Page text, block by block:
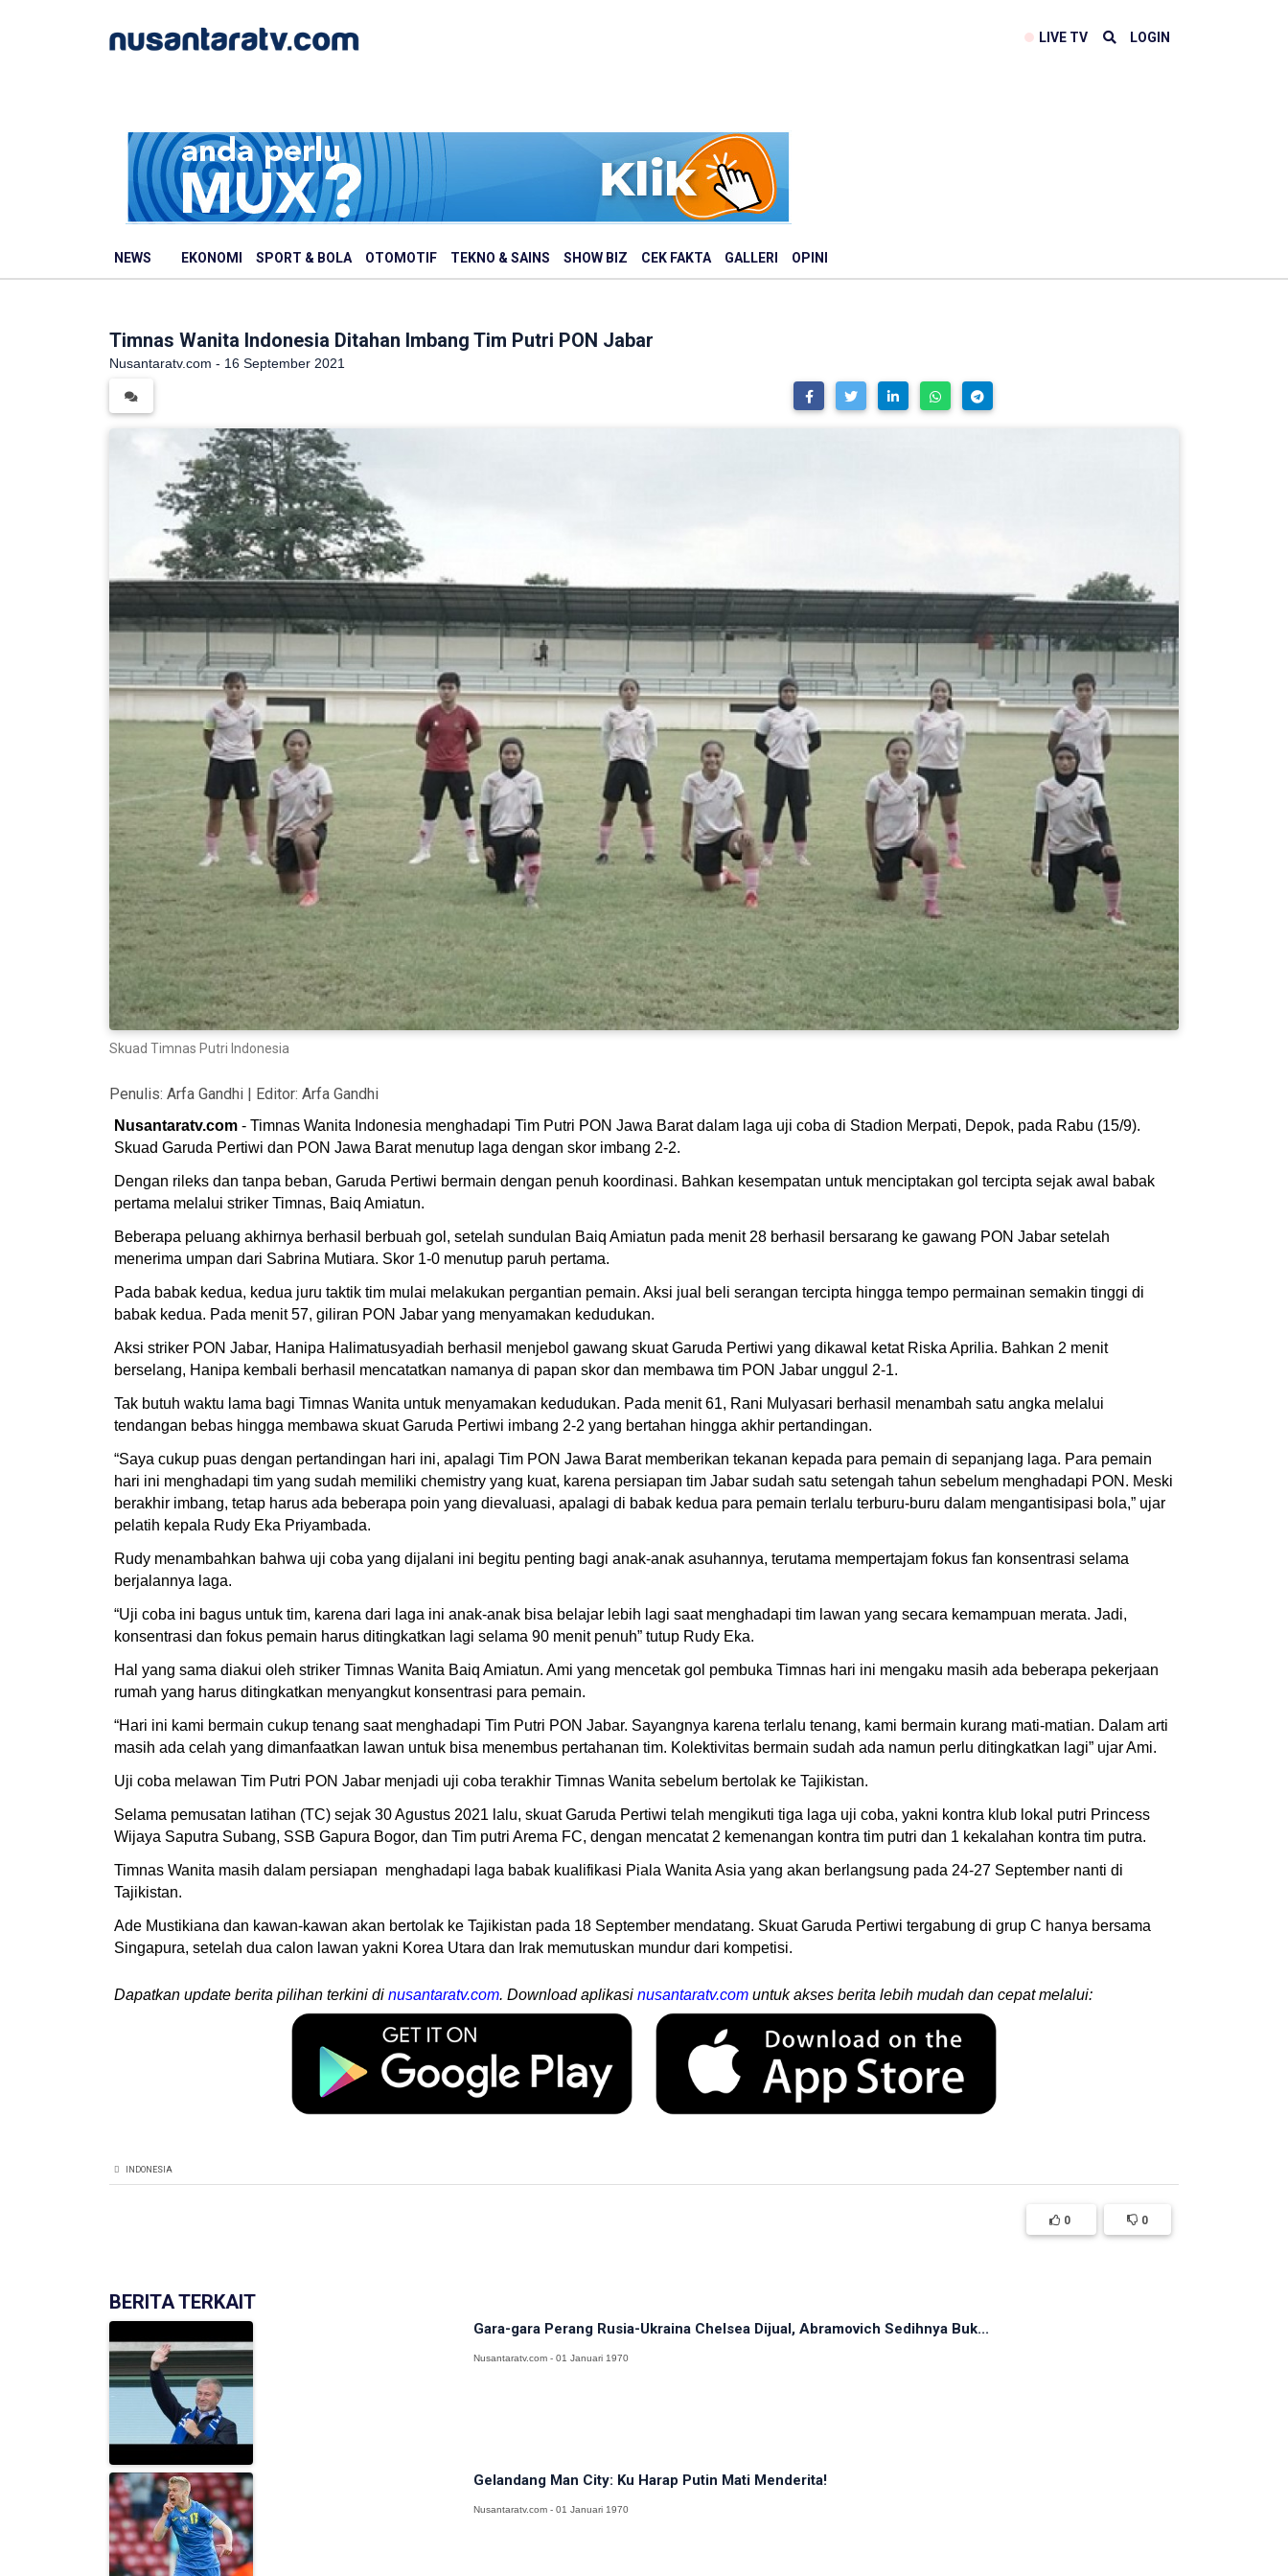
LIVE TV LOGIN
NEWS EKONOMI SPORT & BOLA OTOMOTIF TEKNO & SAINS SHOW BIZ CEK FAKTA GALLERI OPINI
Timnas Wanita Indonesia Ditahan Imbang Tim Putri PON Jabar
Nusantaratv.com - 16 September 2021
Skuad Timnas Putri Indonesia
Penulis: Arfa Gandhi | Editor: Arfa Gandhi
Nusantaratv.com - Timnas Wanita Indonesia menghadapi Tim Putri PON Jawa Barat dalam laga uji coba di Stadion Merpati, Depok, pada Rabu (15/9).
Skuad Garuda Pertiwi dan PON Jawa Barat menutup laga dengan skor imbang 2-2.
Dengan rileks dan tanpa beban, Garuda Pertiwi bermain dengan penuh koordinasi. Bahkan kesempatan untuk menciptakan gol tercipta sejak awal babak
pertama melalui striker Timnas, Baiq Amiatun.
Beberapa peluang akhirnya berhasil berbuah gol, setelah sundulan Baiq Amiatun pada menit 28 berhasil bersarang ke gawang PON Jabar setelah
menerima umpan dari Sabrina Mutiara. Skor 1-0 menutup paruh pertama.
Pada babak kedua, kedua juru taktik tim mulai melakukan pergantian pemain. Aksi jual beli serangan tercipta hingga tempo permainan semakin tinggi di
babak kedua. Pada menit 57, giliran PON Jabar yang menyamakan kedudukan.
Aksi striker PON Jabar, Hanipa Halimatusyadiah berhasil menjebol gawang skuat Garuda Pertiwi yang dikawal ketat Riska Aprilia. Bahkan 2 menit
berselang, Hanipa kembali berhasil mencatatkan namanya di papan skor dan membawa tim PON Jabar unggul 2-1.
Tak butuh waktu lama bagi Timnas Wanita untuk menyamakan kedudukan. Pada menit 61, Rani Mulyasari berhasil menambah satu angka melalui
tendangan bebas hingga membawa skuat Garuda Pertiwi imbang 2-2 yang bertahan hingga akhir pertandingan.
“Saya cukup puas dengan pertandingan hari ini, apalagi Tim PON Jawa Barat memberikan tekanan kepada para pemain di sepanjang laga. Para pemain
hari ini menghadapi tim yang sudah memiliki chemistry yang kuat, karena persiapan tim Jabar sudah satu setengah tahun sebelum menghadapi PON. Meski
berakhir imbang, tetap harus ada beberapa poin yang dievaluasi, apalagi di babak kedua para pemain terlalu terburu-buru dalam mengantisipasi bola,” ujar
pelatih kepala Rudy Eka Priyambada.
Rudy menambahkan bahwa uji coba yang dijalani ini begitu penting bagi anak-anak asuhannya, terutama mempertajam fokus fan konsentrasi selama
berjalannya laga.
“Uji coba ini bagus untuk tim, karena dari laga ini anak-anak bisa belajar lebih lagi saat menghadapi tim lawan yang secara kemampuan merata. Jadi,
konsentrasi dan fokus pemain harus ditingkatkan lagi selama 90 menit penuh” tutup Rudy Eka.
Hal yang sama diakui oleh striker Timnas Wanita Baiq Amiatun. Ami yang mencetak gol pembuka Timnas hari ini mengaku masih ada beberapa pekerjaan
rumah yang harus ditingkatkan menyangkut konsentrasi para pemain.
“Hari ini kami bermain cukup tenang saat menghadapi Tim Putri PON Jabar. Sayangnya karena terlalu tenang, kami bermain kurang mati-matian. Dalam arti
masih ada celah yang dimanfaatkan lawan untuk bisa menembus pertahanan tim. Kolektivitas bermain sudah ada namun perlu ditingkatkan lagi” ujar Ami.
Uji coba melawan Tim Putri PON Jabar menjadi uji coba terakhir Timnas Wanita sebelum bertolak ke Tajikistan.
Selama pemusatan latihan (TC) sejak 30 Agustus 2021 lalu, skuat Garuda Pertiwi telah mengikuti tiga laga uji coba, yakni kontra klub lokal putri Princess
Wijaya Saputra Subang, SSB Gapura Bogor, dan Tim putri Arema FC, dengan mencatat 2 kemenangan kontra tim putri dan 1 kekalahan kontra tim putra.
Timnas Wanita masih dalam persiapan menghadapi laga babak kualifikasi Piala Wanita Asia yang akan berlangsung pada 24-27 September nanti di
Tajikistan.
Ade Mustikiana dan kawan-kawan akan bertolak ke Tajikistan pada 18 September mendatang. Skuat Garuda Pertiwi tergabung di grup C hanya bersama
Singapura, setelah dua calon lawan yakni Korea Utara dan Irak memutuskan mundur dari kompetisi.
Dapatkan update berita pilihan terkini di nusantaratv.com. Download aplikasi nusantaratv.com untuk akses berita lebih mudah dan cepat melalui:
INDONESIA
0 0
BERITA TERKAIT
Gara-gara Perang Rusia-Ukraina Chelsea Dijual, Abramovich Sedihnya Buk...
Nusantaratv.com - 01 Januari 1970
Gelandang Man City: Ku Harap Putin Mati Menderita!
Nusantaratv.com - 01 Januari 1970